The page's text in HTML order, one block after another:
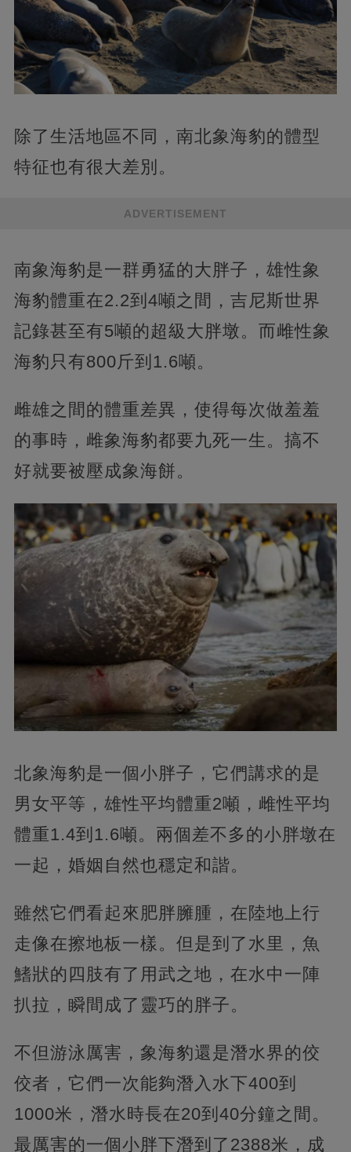
除了生活地區不同，南北象海豹的體型
特征也有很大差別。
ADVERTISEMENT
南象海豹是一群勇猛的大胖子，雄性象
海豹體重在2.2到4噸之間，吉尼斯世界
記錄甚至有5噸的超級大胖墩。而雌性象
海豹只有800斤到1.6噸。
雌雄之間的體重差異，使得每次做羞羞
的事時，雌象海豹都要九死一生。搞不
好就要被壓成象海餅。
北象海豹是一個小胖子，它們講求的是
男女平等，雄性平均體重2噸，雌性平均
體重1.4到1.6噸。兩個差不多的小胖墩在
一起，婚姻自然也穩定和諧。
雖然它們看起來肥胖臃腫，在陸地上行
走像在擦地板一樣。但是到了水里，魚
鰭狀的四肢有了用武之地，在水中一陣
扒拉，瞬間成了靈巧的胖子。
不但游泳厲害，象海豹還是潛水界的佼
佼者，它們一次能夠潛入水下400到
1000米，潛水時長在20到40分鐘之間。
最厲害的一個小胖下潛到了2388米，成